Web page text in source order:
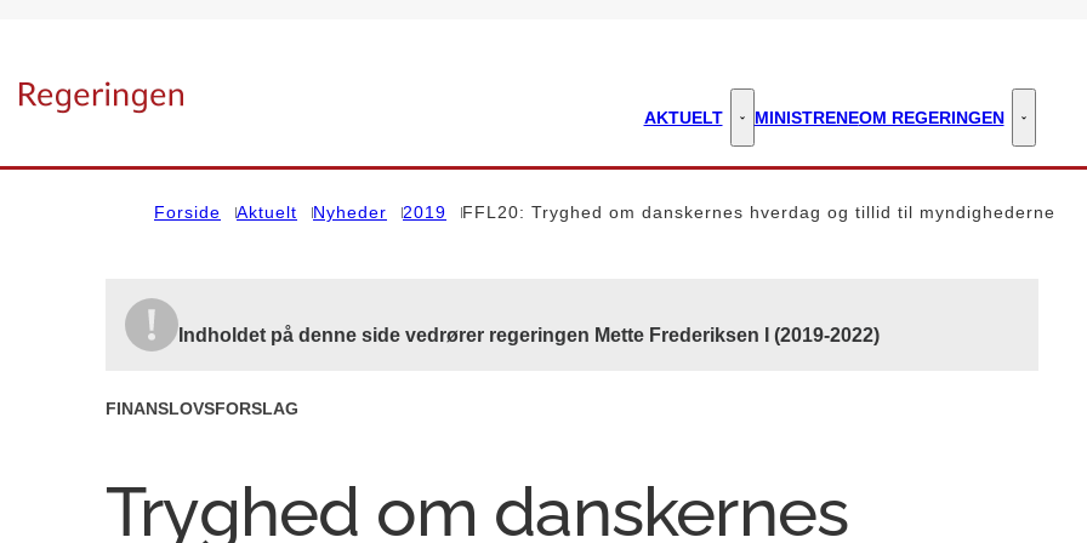
AKTUELT Aktuelt - Flere links
MINISTRENEOM REGERINGEN Om
Forside Aktuelt Nyheder 2019 FFL20: Tryghed om danskernes hverdag og tillid til myndighederne
Indholdet på denne side vedrører regeringen Mette Frederiksen I (2019-2022)
FINANSLOVSFORSLAG
Tryghed om danskernes